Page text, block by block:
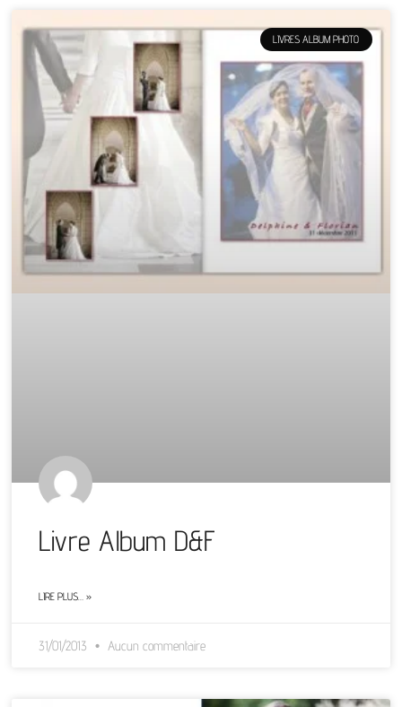
LIVRES ALBUM PHOTO
Livre Album D&F
LIRE PLUS… »
31/01/2013 Aucun commentaire